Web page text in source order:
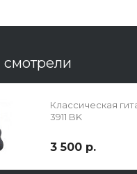
Классическая
3911 BK
3 500 р.